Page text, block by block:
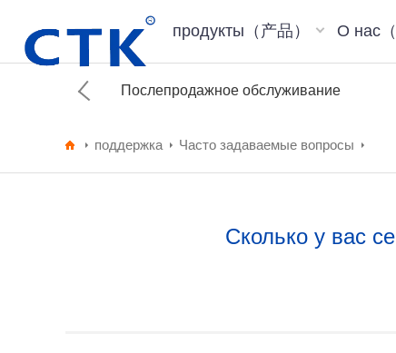
продукты（产品） О нас
Послепродажное обслуживание
поддержка Часто задаваемые вопросы
Сколько у вас